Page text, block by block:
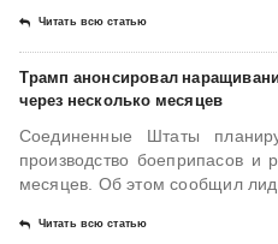
Читать всю статью
Трамп анонсировал
через несколько месяцев
Соединенные Штаты
производство боеприпасов и
месяцев. Об этом сообщил
Читать всю статью